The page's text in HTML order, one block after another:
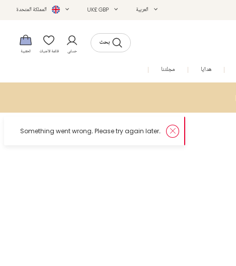
العربية UK£ GBP المملكة المتحدة
بحث
حسابي قائمة الأمنيات الحقيبة
هدايا مجلتنا
again later.